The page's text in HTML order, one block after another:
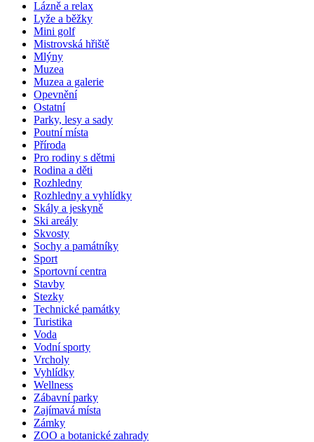
Lázně a relax
Lyže a běžky
Mini golf
Mistrovská hřiště
Mlýny
Muzea
Muzea a galerie
Opevnění
Ostatní
Parky, lesy a sady
Poutní místa
Příroda
Pro rodiny s dětmi
Rodina a děti
Rozhledny
Rozhledny a vyhlídky
Skály a jeskyně
Ski areály
Skvosty
Sochy a památníky
Sport
Sportovní centra
Stavby
Stezky
Technické památky
Turistika
Voda
Vodní sporty
Vrcholy
Vyhlídky
Wellness
Zábavní parky
Zajímavá místa
Zámky
ZOO a botanické zahrady